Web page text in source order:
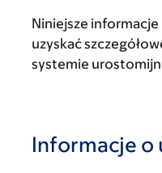
Niniejsze
uzyskać
systemie
Informacje o